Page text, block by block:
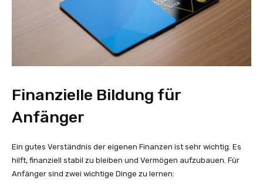
Finanzielle Bildung für
Anfänger
Ein gutes Verständnis der eigenen Finanzen ist sehr wichtig. Es
hilft, finanziell stabil zu bleiben und Vermögen aufzubauen. Für
Anfänger sind zwei wichtige Dinge zu lernen: